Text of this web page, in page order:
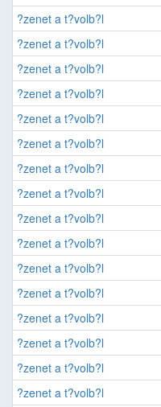
?zenet a t?volb?l
?zenet a t?volb?l
?zenet a t?volb?l
?zenet a t?volb?l
?zenet a t?volb?l
?zenet a t?volb?l
?zenet a t?volb?l
?zenet a t?volb?l
?zenet a t?volb?l
?zenet a t?volb?l
?zenet a t?volb?l
?zenet a t?volb?l
?zenet a t?volb?l
?zenet a t?volb?l
?zenet a t?volb?l
?zenet a t?volb?l